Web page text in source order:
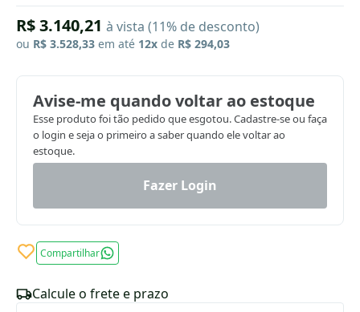
R$ 3.140,21 à vista (11% de desconto)
ou R$ 3.528,33 em até 12x de R$ 294,03
Avise-me quando voltar ao estoque
Esse produto foi tão pedido que esgotou. Cadastre-se ou faça
o login e seja o primeiro a saber quando ele voltar ao
estoque.
Fazer Login
Compartilhar
Calcule o frete e prazo